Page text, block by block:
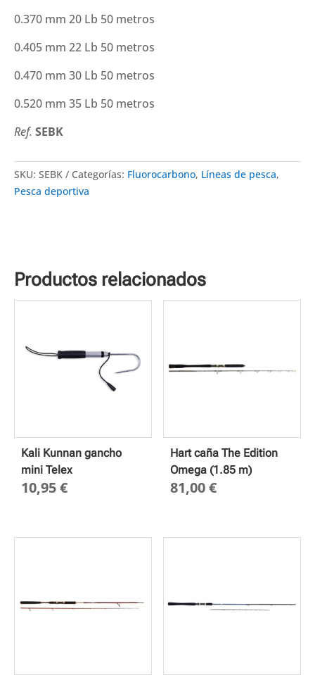
0.370 mm 20 Lb 50 metros
0.405 mm 22 Lb 50 metros
0.470 mm 30 Lb 50 metros
0.520 mm 35 Lb 50 metros
Ref. SEBK
SKU: SEBK Categorías: Fluorocarbono, Líneas de pesca,
Pesca deportiva
Productos relacionados
Kali Kunnan gancho
mini Telex
10,95€
Hart caña The Edition
Omega (1.85 m)
81,00€